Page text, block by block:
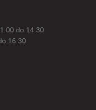
do 14.30
16.30